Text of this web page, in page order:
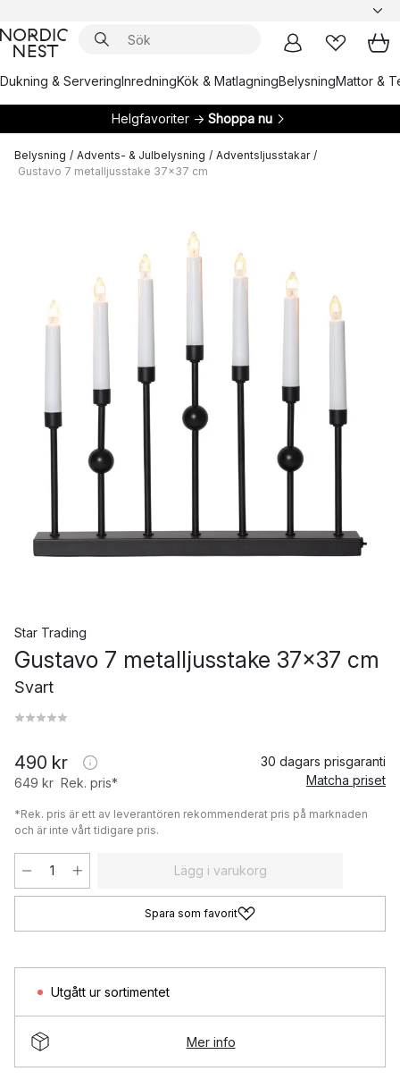
Dukning & ServeringInredningKök & MatlagningBelysningMattor &
Helgfavoriter → Shoppa nu
Belysning / Advents- & Julbelysning / Adventsljusstakar /
Gustavo 7 metalljusstake 37x37 cm
Star Trading
Gustavo 7 metalljusstake 37x37 cm
Svart
490 kr
649 kr Rek. pris*
30 dagars prisgaranti
Matcha priset
*Rek. pris är ett av leverantören rekommenderat pris på marknaden
och är inte vårt tidigare pris.
Lägg i varukorg
Spara som favorit
Utgått ur sortimentet
Mer info